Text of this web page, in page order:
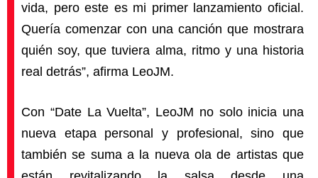
vida, pero este es mi primer lanzamiento oficial.
Quería comenzar con una canción que mostrara
quién soy, que tuviera alma, ritmo y una historia
real detrás”, afirma LeoJM.
Con “Date La Vuelta”, LeoJM no solo inicia una
nueva etapa personal y profesional, sino que
también se suma a la nueva ola de artistas que